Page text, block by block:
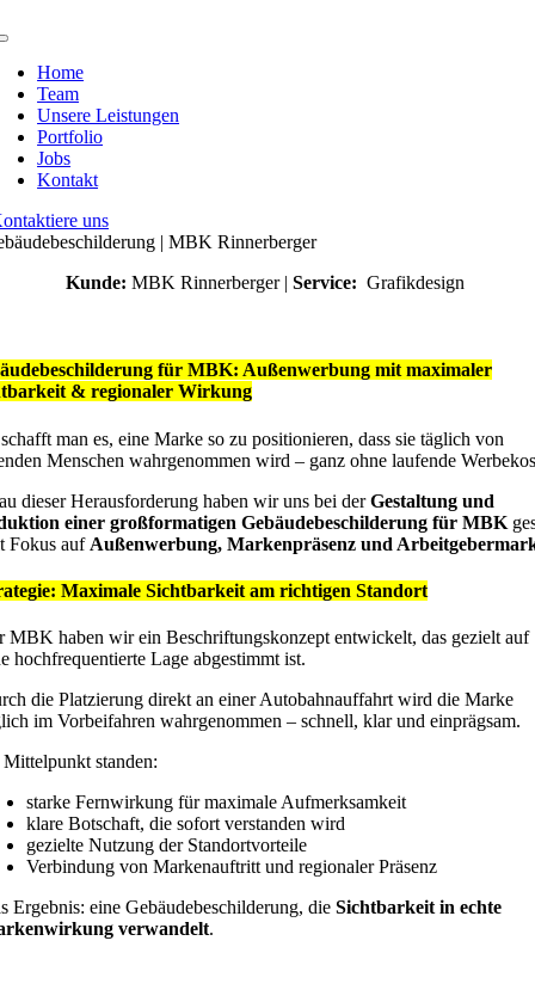
Inhalt
Home
Team
Unsere Leistungen
Portfolio
Jobs
Kontakt
uns
| MBK Rinnerberger
Kunde: MBK Rinnerberger | Service: Grafikdesign
für MBK: Außenwerbung mit maximaler
& regionaler Wirkung
man es, eine Marke so zu positionieren, dass sie täglich von
Menschen wahrgenommen wird – ganz ohne laufende
dieser Herausforderung haben wir uns bei derGestaltung und
einer großformatigen Gebäudebeschilderung für MBK
Fokus auf Außenwerbung, Markenpräsenz und
Maximale Sichtbarkeit am richtigen Standort
MBK haben wir ein Beschriftungskonzept entwickelt, das gezielt auf
hochfrequentierte Lage abgestimmt ist.
die Platzierung direkt an einer Autobahnauffahrt wird die Marke
im Vorbeifahren wahrgenommen – schnell, klar und einprägsam.
standen:
starke Fernwirkung für maximale Aufmerksamkeit
klare Botschaft, die sofort verstanden wird
gezielte Nutzung der Standortvorteile
Verbindung von Markenauftritt und regionaler Präsenz
Ergebnis: eine Gebäudebeschilderung, die Sichtbarkeit in echte
verwandelt.